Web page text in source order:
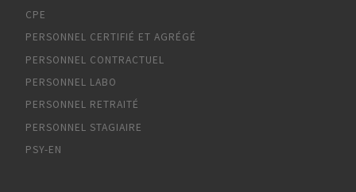
CPE
PERSONNEL CERTIFIÉ ET AGRÉGÉ
PERSONNEL CONTRACTUEL
PERSONNEL LABO
PERSONNEL RETRAITÉ
PERSONNEL STAGIAIRE
PSY-EN